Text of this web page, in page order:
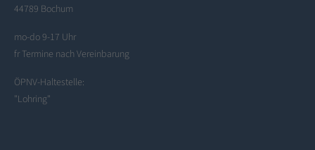
44789 Bochum
mo-do 9-17 Uhr
fr Termine nach Vereinbarung
ÖPNV-Haltestelle:
"Lohring"